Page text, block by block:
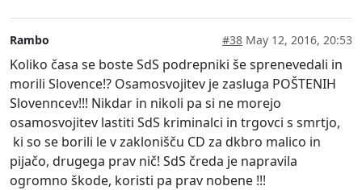
Rambo #38 May 12, 2016, 20:53
Koliko časa se boste SdS podrepniki še sprenevedali in
morili Slovence!? Osamosvojitev je zasluga POŠTENIH
Slovenncev!!! Nikdar in nikoli pa si ne morejo
osamosvojitev lastiti SdS kriminalci in trgovci s smrtjo,
ki so se borili le v zaklonišču CD za dkbro malico in
pijačo, drugega prav nič! SdS čreda je napravila
ogromno škode, koristi pa prav nobene !!!